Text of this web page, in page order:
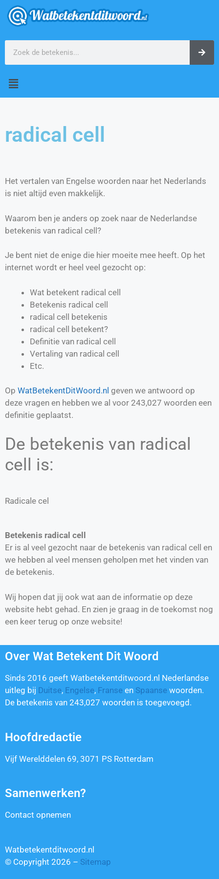
radical cell
Het vertalen van Engelse woorden naar het Nederlands
is niet altijd even makkelijk.
Waarom ben je anders op zoek naar de Nederlandse
betekenis van radical cell?
Je bent niet de enige die hier moeite mee heeft. Op het
internet wordt er heel veel gezocht op:
Wat betekent radical cell
Betekenis radical cell
radical cell betekenis
radical cell betekent?
Definitie van radical cell
Vertaling van radical cell
Etc.
Op WatBetekentDitWoord.nl geven we antwoord op
deze vragen en hebben we al voor 243,027 woorden een
definitie geplaatst.
De betekenis van radical
cell is:
Radicale cel
Betekenis radical cell
Er is al veel gezocht naar de betekenis van radical cell en
we hebben al veel mensen geholpen met het vinden van
de betekenis.
Wij hopen dat jij ook wat aan de informatie op deze
website hebt gehad. En zien je graag in de toekomst nog
een keer terug op onze website!
Over Wat Betekent Dit Woord
Sinds 2016 geeft Watbetekentditwoord.nl Nederlandse
uitleg bij Duitse, Engelse, Franse en Spaanse woorden.
De betekenis van 243,027 woorden is toegevoegd.
Hoofdredactie
Vijf Werelddelen 69, 3071 PS Rotterdam
Samenwerken?
Contact opnemen
Watbetekentditwoord.nl
© Copyright 2026 – Sitemap